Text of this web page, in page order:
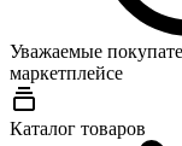
Уважаемые
маркетплейсе
Каталог товаров